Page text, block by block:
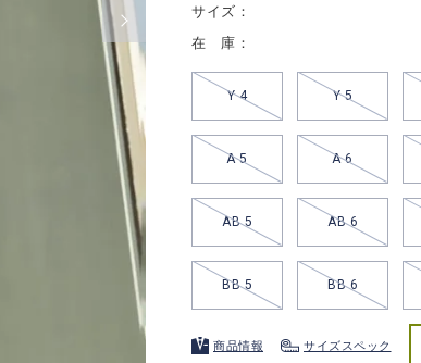
サイズ：
在 庫：
Y 4 Y 5
A 5 A 6
AB 5 AB 6
BB 5 BB 6
商品情報 サイズスペック